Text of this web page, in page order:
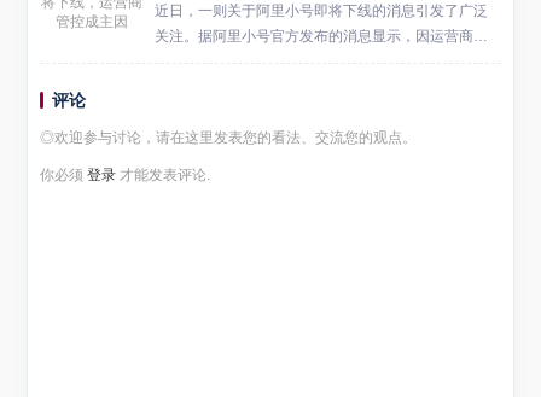
地级市。...
近日，一则关于阿里小号即将下线的消息引发了广泛
关注。据阿里小号官方发布的消息显示，因运营商管
控要求，阿里小号将于 2025 年 4 月 29 日 24:00 结束
评论
◎欢迎参与讨论，请在这里发表您的看法、交流您的观点。
你必须登录 才能发表评论.